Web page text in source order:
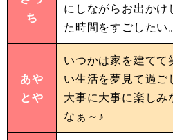
ち
にしながらお出かけ
た時間をすごしたい。
あや
とや
いつかは家を建てて
い生活を夢見て過
大事に大事に楽しみ
なぁ～♪